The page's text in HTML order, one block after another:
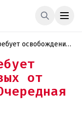
освобождения
от